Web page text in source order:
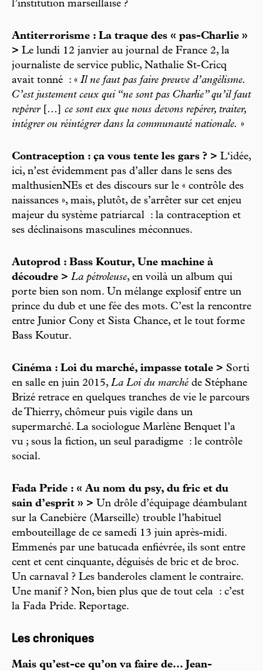
l’institution marseillaise ?
Antiterrorisme : La traque des « pas-Charlie »
> Le lundi 12 janvier au journal de France 2, la
journaliste de service public, Nathalie St-Cricq
avait tonné : « Il ne faut pas faire preuve d’angélisme.
C’est justement ceux qui “ne sont pas Charlie” qu’il faut
repérer[…] ce sont eux que nous devons repérer, traiter,
intégrer ou réintégrer dans la communauté nationale. »
Contraception : ça vous tente les gars ? > L‘idée,
ici, n’est évidemment pas d’aller dans le sens des
malthusienNEs et des discours sur le « contrôle des
naissances », mais, plutôt, de s’arrêter sur cet enjeu
majeur du système patriarcal : la contraception et
ses déclinaisons masculines méconnues.
Autoprod : Bass Koutur, Une machine à
découdre > La pétroleuse, en voilà un album qui
porte bien son nom. Un mélange explosif entre un
prince du dub et une fée des mots. C’est la rencontre
entre Junior Cony et Sista Chance, et le tout forme
Bass Koutur.
Cinéma : Loi du marché, impasse totale > Sorti
en salle en juin 2015, La Loi du marché de Stéphane
Brizé retrace en quelques tranches de vie le parcours
de Thierry, chômeur puis vigile dans un
supermarché. La sociologue Marlène Benquet l’a
vu ; sous la fiction, un seul paradigme : le contrôle
social.
Fada Pride : « Au nom du psy, du fric et du
sain d’esprit » > Un drôle d’équipage déambulant
sur la Canebière (Marseille) trouble l’habituel
embouteillage de ce samedi 13 juin après-midi.
Emmenés par une batucada enfiévrée, ils sont entre
cent et cent cinquante, déguisés de bric et de broc.
Un carnaval ? Les banderoles clament le contraire.
Une manif ? Non, bien plus que de tout cela : c’est
la Fada Pride. Reportage.
Les chroniques
Mais qu’est-ce qu’on va faire de... Jean-